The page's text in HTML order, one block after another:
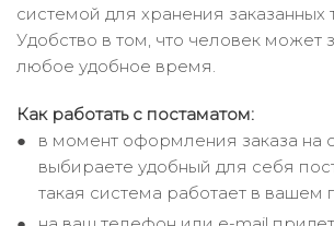
системой для хранения заказанных
Удобство в том, что человек может
любое удобное время.
Как работать с постаматом:
в момент оформления заказа на
выбираете удобный для себя
такая система работает в вашем